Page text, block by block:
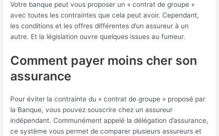
Votre banque peut vous proposer un « contrat de groupe »
avec toutes les contraintes que cela peut avoir. Cependant,
les conditions et les offres différentes d’un assureur à un
autre. Et la législation ouvre quelques issues au fumeur.
Comment payer moins cher son
assurance
Pour éviter la contrainte du « contrat de groupe » proposé par
la Banque, vous pouvez souscrire chez un assureur
indépendant. Communément appelé la délégation d’assurance,
ce système vous permet de comparer plusieurs assureurs et